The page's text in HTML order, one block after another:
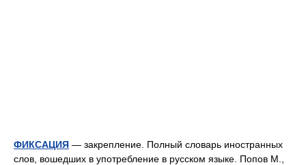
ФИКСАЦИЯ — закрепление. Полный словарь иностранных
слов, вошедших в употребление в русском языке. Попов М.,